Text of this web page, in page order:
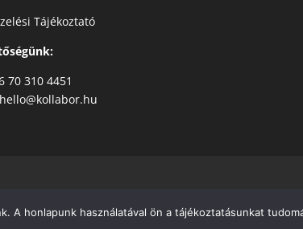
Tájékoztató
70 310 4451
A honlapunk használatával ön a tájékoztatásunkat